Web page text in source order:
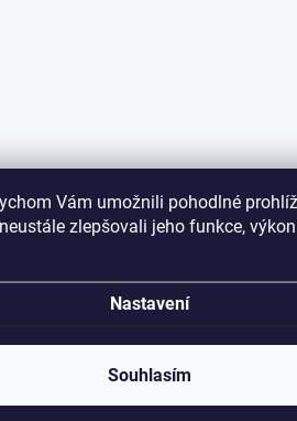
Vám umožnili pohodlné
zlepšovali jeho funkce,
Nastavení
Souhlasím